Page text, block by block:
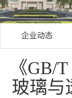
企业动态
《GB/
玻璃与